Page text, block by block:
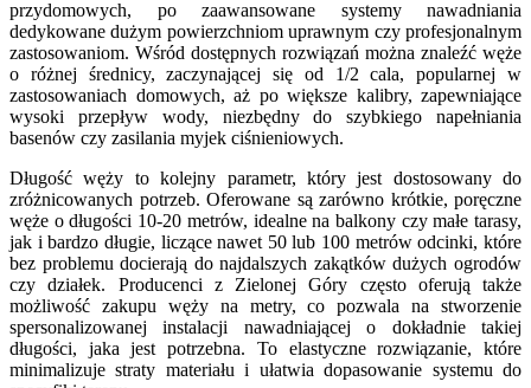
przydomowych, po zaawansowane systemy nawadniania
dedykowane dużym powierzchniom uprawnym czy profesjonalnym
zastosowaniom. Wśród dostępnych rozwiązań można znaleźć węże
o różnej średnicy, zaczynającej się od 1/2 cala, popularnej w
zastosowaniach domowych, aż po większe kalibry, zapewniające
wysoki przepływ wody, niezbędny do szybkiego napełniania
basenów czy zasilania myjek ciśnieniowych.
Długość węży to kolejny parametr, który jest dostosowany do
zróżnicowanych potrzeb. Oferowane są zarówno krótkie, poręczne
węże o długości 10-20 metrów, idealne na balkony czy małe tarasy,
jak i bardzo długie, liczące nawet 50 lub 100 metrów odcinki, które
bez problemu docierają do najdalszych zakątków dużych ogrodów
czy działek. Producenci z Zielonej Góry często oferują także
możliwość zakupu węży na metry, co pozwala na stworzenie
spersonalizowanej instalacji nawadniającej o dokładnie takiej
długości, jaka jest potrzebna. To elastyczne rozwiązanie, które
minimalizuje straty materiału i ułatwia dopasowanie systemu do